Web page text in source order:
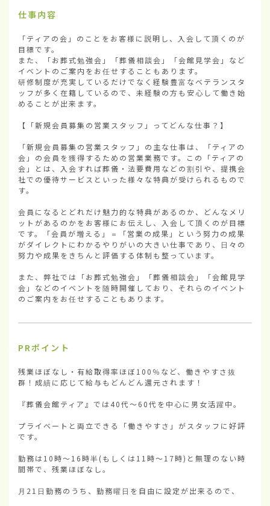
仕事内容
「ティアの会」のことをお客様に説明し、入会して頂くのが
目標です。
また、「お葬式勉強会」「葬儀相談会」「会館見学会」など
イベントのご案内をお任せすることもあります。
研修制度が充実しているだけでなく経験豊富なベテランスタ
ッフが多く在籍しているので、未経験の方も安心して働き始
めることが出来ます。
【「新規会員募集の営業スタッフ」ってどんな仕事？】
「新規会員募集の営業スタッフ」の主な仕事は、「ティアの
会」の会員を獲得するための営業業務です。この「ティアの
会」とは、入会すれば葬儀・法要費用などの割引や、提携会
社での優待サービスといった様々な特典が受けられるもので
す。
会員になるとどれだけ魅力的な特典があるのか、どんなメリ
ットがあるのかをお客様にお伝えし、入会して頂くのが目標
です。「会員が増える」＝「営業の成果」という努力の成果
がダイレクトにわかるやりがいの大きい仕事であり、日々の
努力や成果をきちんと評価する体制も整っています。
また、弊社では「お葬式勉強会」「葬儀相談会」「会館見学
会」などのイベントを随時開催しており、それらのイベント
のご案内をお任せすることもあります。
PRポイント
残業ほぼなし・有給取得率ほぼ100％など、働きやすさ抜
群！成績に応じて給与もどんどん還元されます！
『葬儀会館ティア』では40代〜60代を中心に男女活躍中。
プライベートと両立できる「働きやすさ」がスタッフに好評
です。
勤務は10時〜16時半(もしくは11時〜17時)と無理のない時
間帯で、残業ほぼなし。
月21日勤務のうち、勤務曜日を自由に設定が出来るので、